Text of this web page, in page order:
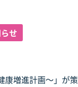
せ
増進計画～」が策